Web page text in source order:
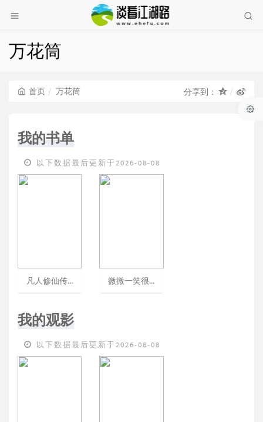
万花筒
首页 万花筒 分享到：
我的书单
以下数据最后更新于2026-08-08
凡人修仙传（1-10） 微微一笑很倾城
我的观影
以下数据最后更新于2026-08-08